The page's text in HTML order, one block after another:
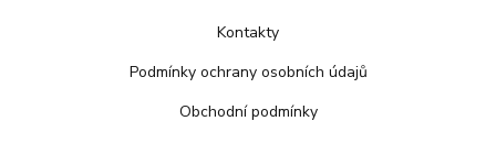
Kontakty
Podmínky ochrany osobních údajů
Obchodní podmínky